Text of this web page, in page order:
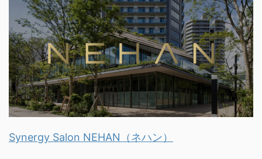
Synergy Salon NEHAN（ネハン）